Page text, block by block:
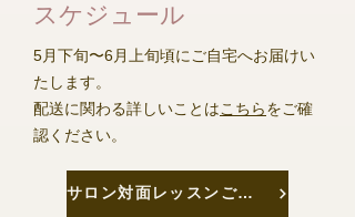
スケジュール
5月下旬〜6月上旬頃にご自宅へお届けい
たします。
​配送に関わる詳しいことはこちらをご確
認ください。
サロン対面レッスンご希望の方はこちら